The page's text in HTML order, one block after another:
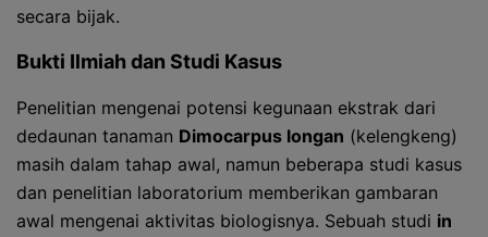
secara bijak.
Bukti Ilmiah dan Studi Kasus
Penelitian mengenai potensi kegunaan ekstrak dari
dedaunan tanaman Dimocarpus longan (kelengkeng)
masih dalam tahap awal, namun beberapa studi kasus
dan penelitian laboratorium memberikan gambaran
awal mengenai aktivitas biologisnya. Sebuah studi in